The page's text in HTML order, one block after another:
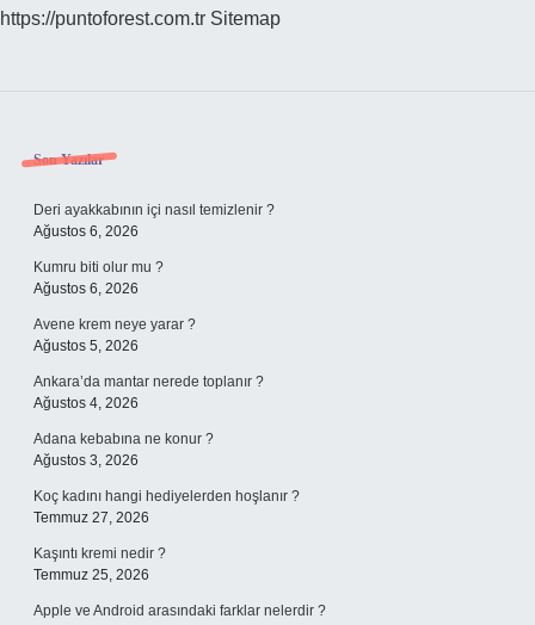
https://puntoforest.com.tr Sitemap
Sidebar
Son Yazılar
Deri ayakkabının içi nasıl temizlenir ?
Ağustos 6, 2026
Kumru biti olur mu ?
Ağustos 6, 2026
Avene krem neye yarar ?
Ağustos 5, 2026
Ankara’da mantar nerede toplanır ?
Ağustos 4, 2026
Adana kebabına ne konur ?
Ağustos 3, 2026
Koç kadını hangi hediyelerden hoşlanır ?
Temmuz 27, 2026
Kaşıntı kremi nedir ?
Temmuz 25, 2026
Apple ve Android arasındaki farklar nelerdir ?